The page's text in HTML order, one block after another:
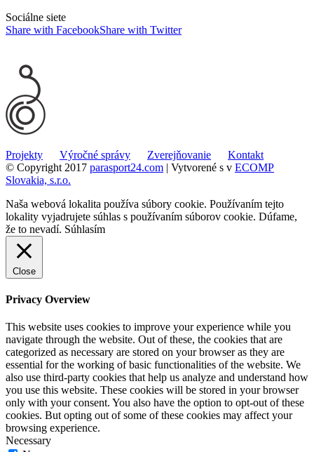
Sociálne siete
Share with FacebookShare with Twitter
Projekty Výročné správy Zverejňovanie
Kontakt
© Copyright 2017 parasport24.com | Vytvorené s v ECOMP
Slovakia, s.r.o.
Naša webová lokalita používa súbory cookie. Používaním tejto
lokality vyjadrujete súhlas s používaním súborov cookie. Dúfame,
že to nevadí. Súhlasím
Close
Privacy Overview
This website uses cookies to improve your experience while you
navigate through the website. Out of these, the cookies that are
categorized as necessary are stored on your browser as they are
essential for the working of basic functionalities of the website. We
also use third-party cookies that help us analyze and understand how
you use this website. These cookies will be stored in your browser
only with your consent. You also have the option to opt-out of these
cookies. But opting out of some of these cookies may affect your
browsing experience.
Necessary